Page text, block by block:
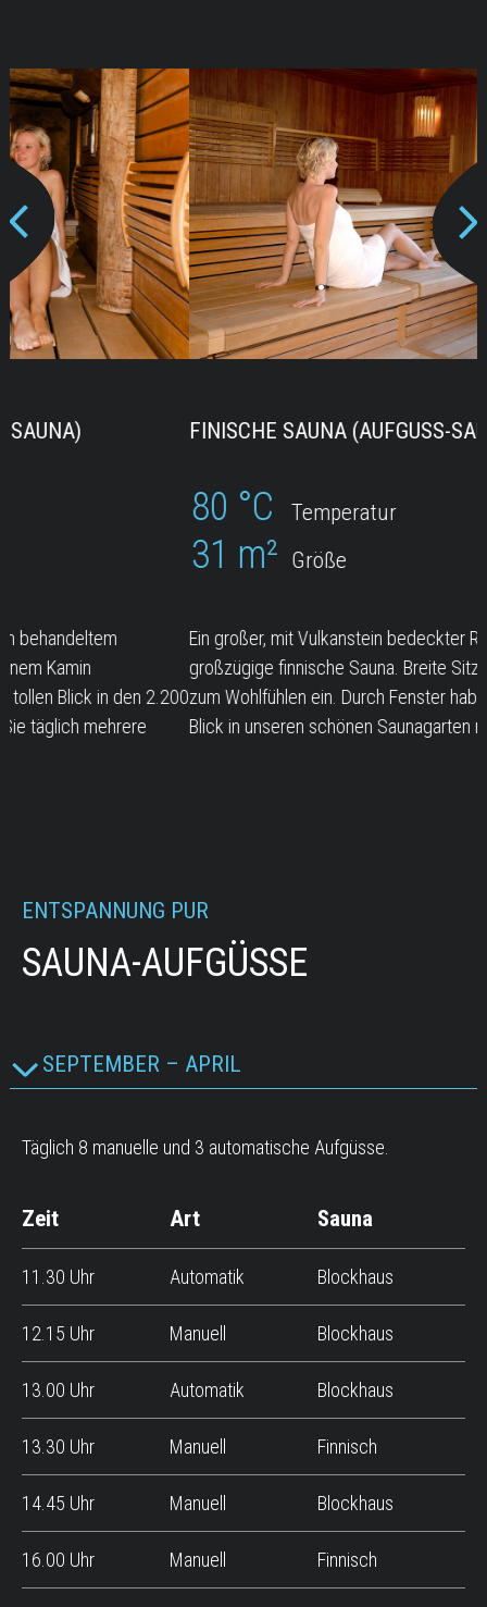
FINISCHE SAUNA (AUFGUSS-SAUNA)
Temperatur
Ein großer, mit Vulkanstein bedeckter Rundofen beheizt unsere
großzügige finnische Sauna. Breite Sitz-/Liegebänke laden
zum Wohlfühlen ein. Durch Fenster haben Sie einen herrlichen
Blick in unseren schönen Saunagarten mit Teichanlage.
ENTSPANNUNG PUR
SAUNA-AUFGÜSSE
SEPTEMBER – APRIL
Täglich 8 manuelle und 3 automatische Aufgüsse.
Zeit Art Sauna
11.30 Uhr Automatik Blockhaus
12.15 Uhr Manuell Blockhaus
13.00 Uhr Automatik Blockhaus
13.30 Uhr Manuell Finnisch
14.45 Uhr Manuell Blockhaus
16.00 Uhr Manuell Finnisch